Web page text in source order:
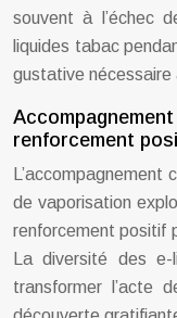
souvent à l’échec
liquides tabac
gustative nécessaire
renforcement
de vaporisation
renforcement positif
La diversité des
transformer l’acte